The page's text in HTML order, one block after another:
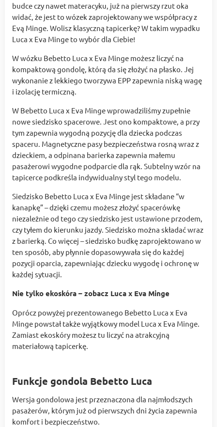
budce czy nawet materacyku, już na pierwszy rzut oka
widać, że jest to wózek zaprojektowany we współpracy z
Evą Minge. Wolisz klasyczną tapicerkę? W takim wypadku
Luca x Eva Minge to wybór dla Ciebie!
W wózku Bebetto Luca x Eva Minge możesz liczyć na
kompaktową gondolę, którą da się złożyć na płasko. Jej
wykonanie z lekkiego tworzywa EPP zapewnia niską wagę
i izolację termiczną.
W Bebetto Luca x Eva Minge wprowadziliśmy zupełnie
nowe siedzisko spacerowe. Jest ono kompaktowe, a przy
tym zapewnia wygodną pozycję dla dziecka podczas
spaceru. Magnetyczne pasy bezpieczeństwa rosną wraz z
dzieckiem, a odpinana barierka zapewnia małemu
pasażerowi wygodne podparcie dla rąk. Subtelny wzór na
tapicerce podkreśla indywidualny styl tego modelu.
Siedzisko Bebetto Luca x Eva Minge jest składane “w
kanapkę” – dzięki czemu możesz złożyć spacerówkę
niezależnie od tego czy siedzisko jest ustawione przodem,
czy tyłem do kierunku jazdy. Siedzisko można składać wraz
z barierką. Co więcej – siedzisko budkę zaprojektowano w
ten sposób, aby płynnie dopasowywała się do każdej
pozycji oparcia, zapewniając dziecku wygodę i ochronę w
każdej sytuacji.
Nie tylko ekoskóra – zobacz Luca x Eva Minge
Oprócz powyżej prezentowanego Bebetto Luca x Eva
Minge powstał także wyjątkowy model Luca x Eva Minge.
Zamiast ekoskóry możesz tu liczyć na atrakcyjną
materiałową tapicerkę.
Funkcje gondola Bebetto Luca
Wersja gondolowa jest przeznaczona dla najmłodszych
pasażerów, którym już od pierwszych dni życia zapewnia
komfort i bezpieczeństwo.